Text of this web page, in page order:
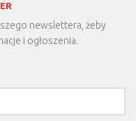
newslettera, żeby
i ogłoszenia.